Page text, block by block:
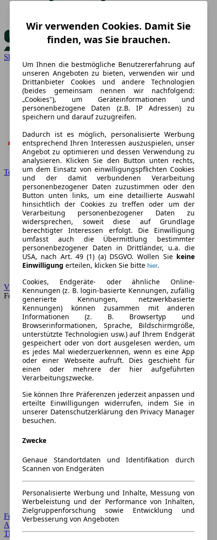
Skoda
Toyota
VW
Forum
Forum Startseite
Alle Auto-Foren
Themen-Forum
Wir verwenden Cookies. Damit Sie
finden, was Sie brauchen.
Um Ihnen die bestmögliche Benutzererfahrung auf
unseren Angeboten zu bieten, verwenden wir und
Drittanbieter Cookies und andere Technologien
(beides gemeinsam nennen wir nachfolgend:
„Cookies"), um Geräteinformationen und
personenbezogene Daten (z.B. IP Adressen) zu
speichern und darauf zuzugreifen.
Dadurch ist es möglich, personalisierte Werbung
entsprechend Ihren Interessen auszuspielen, unser
Angebot zu optimieren und dessen Verwendung zu
analysieren. Klicken Sie den Button unten rechts,
um dem Einsatz von einwilligungspflichten Cookies
und der damit verbundenen Verarbeitung
personenbezogener Daten zuzustimmen oder den
Button unten links, um eine detaillierte Auswahl
hinsichtlich der Cookies zu treffen oder um der
Verarbeitung personenbezogener Daten zu
widersprechen, soweit diese auf Grundlage
berechtigter Interessen erfolgt. Die Einwilligung
umfasst auch die Übermittlung bestimmter
personenbezogener Daten in Drittländer, u.a. die
USA, nach Art. 49 (1) (a) DSGVO. Wollen Sie keine
Einwilligung erteilen, klicken Sie bitte hier.
Cookies, Endgeräte- oder ähnliche Online-
Kennungen (z. B. login-basierte Kennungen, zufällig
generierte Kennungen, netzwerkbasierte
Kennungen) können zusammen mit anderen
Informationen (z. B. Browsertyp und
Browserinformationen, Sprache, Bildschirmgröße,
unterstützte Technologien usw.) auf Ihrem Endgerät
gespeichert oder von dort ausgelesen werden, um
es jedes Mal wiederzuerkennen, wenn es eine App
oder einer Webseite aufruft. Dies geschieht für
einen oder mehrere der hier aufgeführten
Verarbeitungszwecke.
Sie können Ihre Präferenzen jederzeit anpassen und
erteilte Einwilligungen widerrufen, indem Sie in
unserer Datenschutzerklärung den Privacy Manager
besuchen.
Zwecke
Genaue Standortdaten und Identifikation durch
Scannen von Endgeräten
Personalisierte Werbung und Inhalte, Messung von
Werbeleistung und der Performance von Inhalten,
Zielgruppenforschung sowie Entwicklung und
Verbesserung von Angeboten